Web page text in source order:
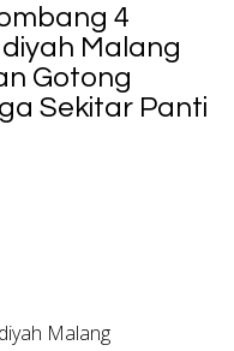
4
Malang
Gotong
Sekitar Panti
Malang